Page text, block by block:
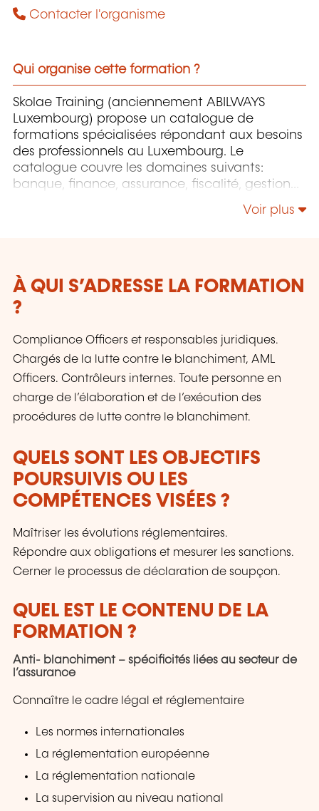
Contacter l'organisme
Qui organise cette formation ?
Skolae Training (anciennement ABILWAYS
Luxembourg) propose un catalogue de
formations spécialisées répondant aux besoins
des professionnels au Luxembourg. Le
catalogue couvre les domaines suivants:
banque, finance, assurance, fiscalité, gestion
de patrimoine, comptabilité, audit, droit des
sociétés et des affaires, ressources humaines,
Voir plus
À QUI S’ADRESSE LA FORMATION
?
Compliance Officers et responsables juridiques.
Chargés de la lutte contre le blanchiment, AML
Officers. Contrôleurs internes. Toute personne en
charge de l’élaboration et de l’exécution des
procédures de lutte contre le blanchiment.
QUELS SONT LES OBJECTIFS
POURSUIVIS OU LES
COMPÉTENCES VISÉES ?
Maîtriser les évolutions réglementaires.
Répondre aux obligations et mesurer les sanctions.
Cerner le processus de déclaration de soupçon.
QUEL EST LE CONTENU DE LA
FORMATION ?
Anti- blanchiment – spécificités liées au secteur de
l’assurance
Connaître le cadre légal et réglementaire
Les normes internationales
La réglementation européenne
La réglementation nationale
La supervision au niveau national